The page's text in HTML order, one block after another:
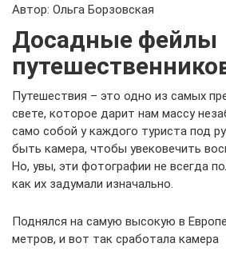
Автор: Ольга Борзовская
Досадные фейлы
Путешествия – это одно из самых
свете, которое дарит нам массу
само собой у каждого туриста под
быть камера, чтобы увековечить
Но, увы, эти фотографии не всегда
как их задумали изначально.
Поднялся на самую высокую в
метров, и вот так сработала камера